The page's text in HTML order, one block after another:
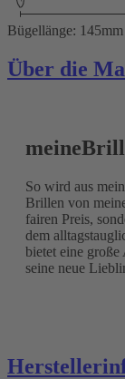
Bügellänge: 145mm
Über die
So wird aus
Brillen von
fairen Preis,
dem
bietet eine
seine neue